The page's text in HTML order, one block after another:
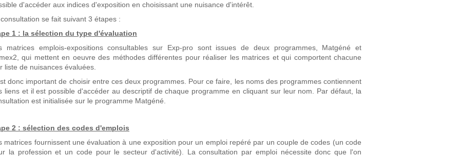
d'accéder aux indices d'exposition en choisissant une nuisance d'intérêt.
se fait suivant 3 étapes :
1 : la sélection du type d'évaluation
matrices emplois-expositions consultables sur Exp-pro sont issues de deux programmes, Matgéné et
qui mettent en oeuvre des méthodes différentes pour réaliser les matrices et qui comportent chacune
liste de nuisances évaluées.
donc important de choisir entre ces deux programmes. Pour ce faire, les noms des programmes contiennent
liens et il est possible d'accéder au descriptif de chaque programme en cliquant sur leur nom. Par défaut, la
est initialisée sur le programme Matgéné.
2 : sélection des codes d'emplois
matrices fournissent une évaluation à une exposition pour un emploi repéré par un couple de codes (un code
la profession et un code pour le secteur d'activité). La consultation par emploi nécessite donc que l'on